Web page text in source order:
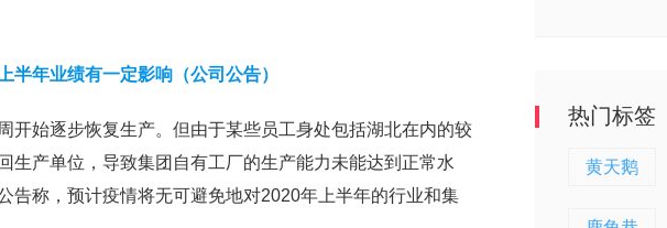
半年业绩有一定影响（公司公告）
开始逐步恢复生产。但由于某些员工身处包括湖北在内的较
生产单位，导致集团自有工厂的生产能力未能达到正常水
告称，预计疫情将无可避免地对2020年上半年的行业和集
热门标签
黄天鹅